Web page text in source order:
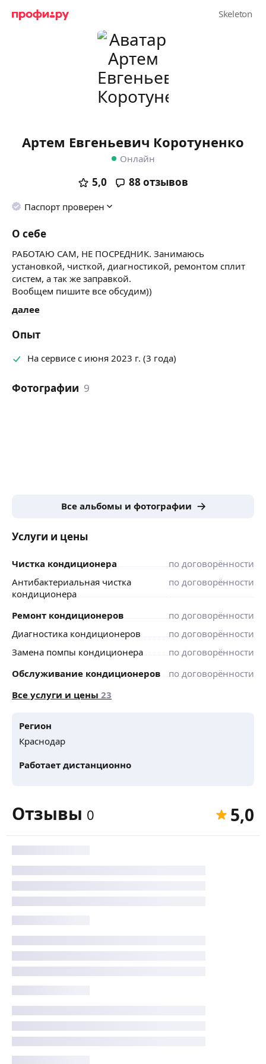
Артем Евгеньевич Коротуненко
Онлайн
5,0 88 отзывов
Паспорт проверен
О себе
РАБОТАЮ САМ, НЕ ПОСРЕДНИК. Занимаюсь
установкой, чисткой, диагностикой, ремонтом сплит
систем, а так же заправкой.
Вообщем пишите все обсудим))
далее
Опыт
На сервисе с июня 2023 г. (3 года)
Фотографии 9
Все альбомы и фотографии
Услуги и цены
Чистка кондиционера
по договорённости
Антибактериальная чистка
кондиционера
по договорённости
Ремонт кондиционеров
по договорённости
Диагностика кондиционеров
по договорённости
Замена помпы кондиционера
по договорённости
Обслуживание кондиционеров
по договорённости
Все услуги и цены 23
Регион
Краснодар
Работает дистанционно
Отзывы 0 5,0